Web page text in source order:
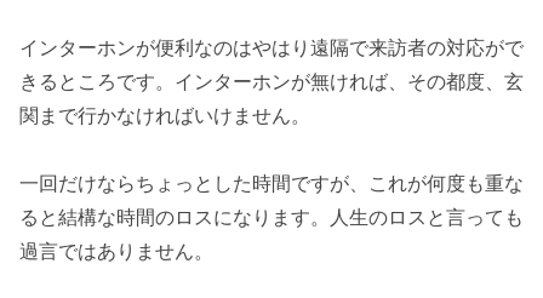
インターホンが便利なのはやはり遠隔で来訪者の対応がで
きるところです。インターホンが無ければ、その都度、玄
関まで行かなければいけません。
一回だけならちょっとした時間ですが、これが何度も重な
ると結構な時間のロスになります。人生のロスと言っても
過言ではありません。